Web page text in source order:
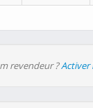
revendeur ?Activer